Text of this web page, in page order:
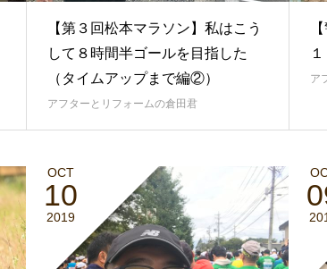
【第３回松本マラソン】私はこう
して８時間半ゴールを目指した
（タイムアップまで編②）
アフターとリフォームの倉田君
ア
OCT
10
2019